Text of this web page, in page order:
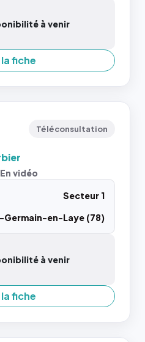
à venir
fiche
Téléconsultation
vidéo
Secteur 1
Germain-en-Laye (78)
à venir
fiche